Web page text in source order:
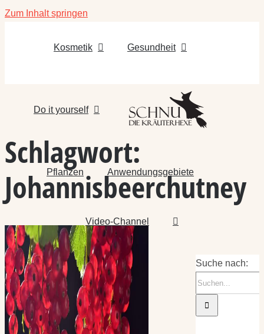
Zum Inhalt springen
Kosmetik Gesundheit
Do it yourself
Pflanzen Anwendungsgebiete
Video-Channel
Schlagwort:
Johannisbeerchutney
Suche nach: